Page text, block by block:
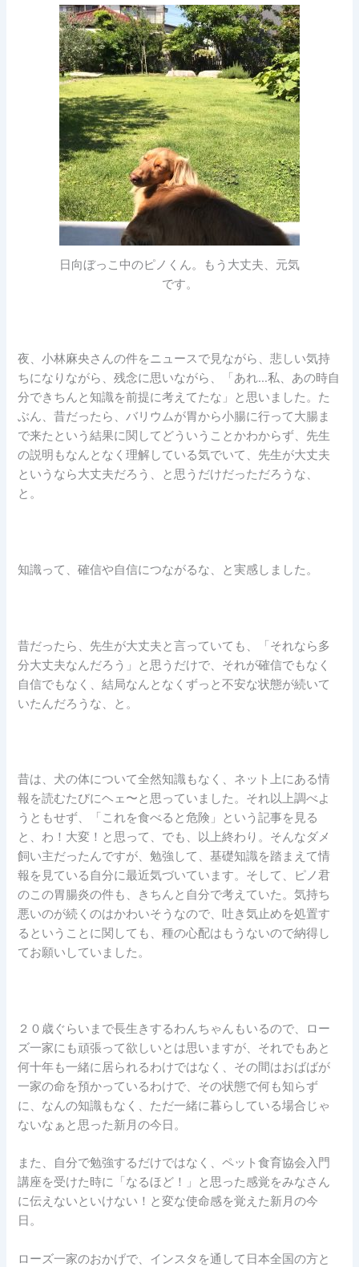
日向ぼっこ中のピノくん。もう大丈夫、元気
です。
夜、小林麻央さんの件をニュースで見ながら、悲しい気持
ちになりながら、残念に思いながら、「あれ…私、あの時自
分できちんと知識を前提に考えてたな」と思いました。た
ぶん、昔だったら、バリウムが胃から小腸に行って大腸ま
で来たという結果に関してどういうことかわからず、先生
の説明もなんとなく理解している気でいて、先生が大丈夫
というなら大丈夫だろう、と思うだけだっただろうな、
と。
知識って、確信や自信につながるな、と実感しました。
昔だったら、先生が大丈夫と言っていても、「それなら多
分大丈夫なんだろう」と思うだけで、それが確信でもなく
自信でもなく、結局なんとなくずっと不安な状態が続いて
いたんだろうな、と。
昔は、犬の体について全然知識もなく、ネット上にある情
報を読むたびにヘェ〜と思っていました。それ以上調べよ
うともせず、「これを食べると危険」という記事を見る
と、わ！大変！と思って、でも、以上終わり。そんなダメ
飼い主だったんですが、勉強して、基礎知識を踏まえて情
報を見ている自分に最近気づいています。そして、ピノ君
のこの胃腸炎の件も、きちんと自分で考えていた。気持ち
悪いのが続くのはかわいそうなので、吐き気止めを処置す
るということに関しても、種の心配はもうないので納得し
てお願いしていました。
２０歳ぐらいまで長生きするわんちゃんもいるので、ロー
ズ一家にも頑張って欲しいとは思いますが、それでもあと
何十年も一緒に居られるわけではなく、その間はおばばが
一家の命を預かっているわけで、その状態で何も知らず
に、なんの知識もなく、ただ一緒に暮らしている場合じゃ
ないなぁと思った新月の今日。
また、自分で勉強するだけではなく、ペット食育協会入門
講座を受けた時に「なるほど！」と思った感覚をみなさん
に伝えないといけない！と変な使命感を覚えた新月の今
日。
ローズ一家のおかげで、インスタを通して日本全国の方と